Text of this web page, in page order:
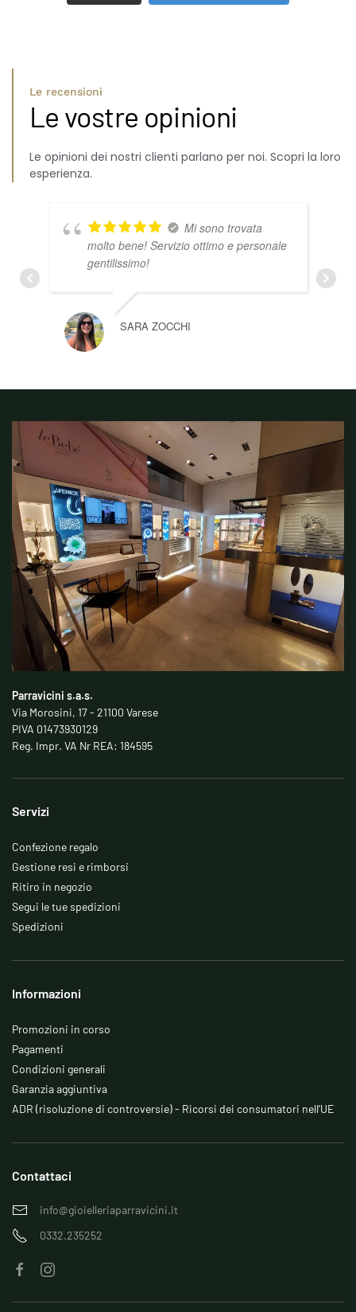
Le recensioni
Le vostre opinioni
Le opinioni dei nostri clienti parlano per noi. Scopri la loro
esperienza.
Mi sono trovata
molto bene! Servizio ottimo e personale
gentilissimo!
SARA ZOCCHI
Parravicini s.a.s.
Via Morosini, 17 - 21100 Varese
PIVA 01473930129
Reg. Impr. VA Nr REA: 184595
Servizi
Confezione regalo
Gestione resi e rimborsi
Ritiro in negozio
Segui le tue spedizioni
Spedizioni
Informazioni
Promozioni in corso
Pagamenti
Condizioni generali
Garanzia aggiuntiva
ADR (risoluzione di controversie) - Ricorsi dei consumatori nell’UE
Contattaci
info@gioielleriaparravicini.it
0332.235252